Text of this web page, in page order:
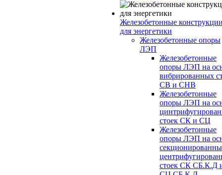
Железобетонные
для энергетики
Железобетонные опоры
ЛЭП
Железобетонные
опоры ЛЭП на
вибрированных
СВ и СНВ
Железобетонные
опоры ЛЭП на
стоек СК и СЦ
Железобетонные
опоры ЛЭП на
стоек СК СБ.К.Д